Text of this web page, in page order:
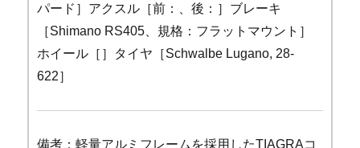
パード］アクスル［前：、後：］ブレーキ
［Shimano RS405、規格：フラットマウント］
ホイール［］タイヤ［Schwalbe Lugano, 28-
622］
備考：軽量アルミフレームを採用したTIAGRAコ